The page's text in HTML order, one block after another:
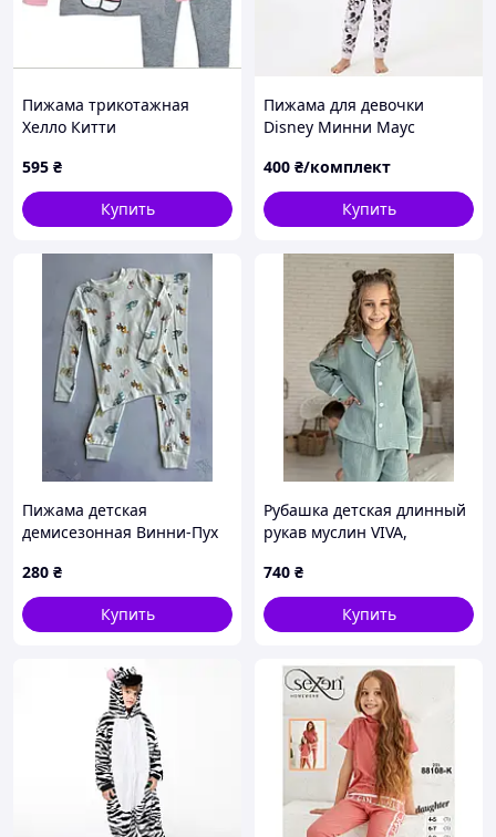
Пижама трикотажная
Хелло Китти
595 ₴
Купить
Пижама для девочки
Disney Минни Маус
400 ₴/комплект
Купить
Пижама детская
демисезонная Винни-Пух
280 ₴
Купить
Рубашка детская длинный
рукав муслин VIVA,
740 ₴
Купить